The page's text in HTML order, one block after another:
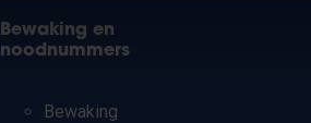
Bewaking en
noodnummers
Bewaking